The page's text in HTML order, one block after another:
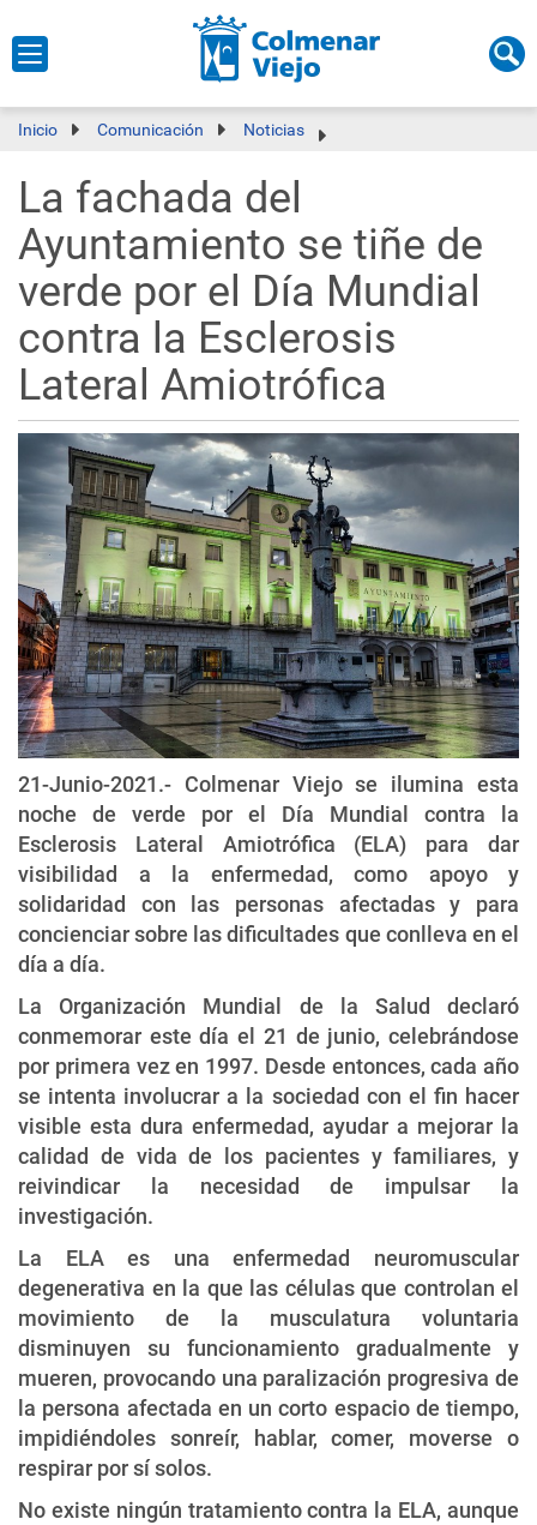
Inicio Comunicación Noticias
La fachada del
Ayuntamiento se tiñe de
verde por el Día Mundial
contra la Esclerosis
Lateral Amiotrófica
21-Junio-2021.- Colmenar Viejo se ilumina esta
noche de verde por el Día Mundial contra la
Esclerosis Lateral Amiotrófica (ELA) para dar
visibilidad a la enfermedad, como apoyo y
solidaridad con las personas afectadas y para
concienciar sobre las dificultades que conlleva en el
día a día.
La Organización Mundial de la Salud declaró
conmemorar este día el 21 de junio, celebrándose
por primera vez en 1997. Desde entonces, cada año
se intenta involucrar a la sociedad con el fin hacer
visible esta dura enfermedad, ayudar a mejorar la
calidad de vida de los pacientes y familiares, y
reivindicar la necesidad de impulsar la
investigación.
La ELA es una enfermedad neuromuscular
degenerativa en la que las células que controlan el
movimiento de la musculatura voluntaria
disminuyen su funcionamiento gradualmente y
mueren, provocando una paralización progresiva de
la persona afectada en un corto espacio de tiempo,
impidiéndoles sonreír, hablar, comer, moverse o
respirar por sí solos.
No existe ningún tratamiento contra la ELA, aunque